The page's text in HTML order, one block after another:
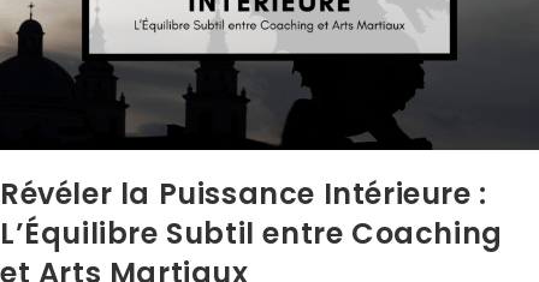
Révéler la Puissance Intérieure :
L’Équilibre Subtil entre Coaching
et Arts Martiaux